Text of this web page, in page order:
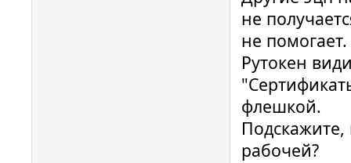
не
не
Рутокен
флешкой.
Подскажите,
рабочей?